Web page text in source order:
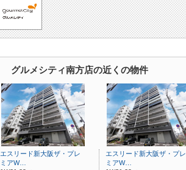
グルメシティ南方店の近くの物件
エスリード新大阪ザ・プレ
ミアW…
エスリード新大阪ザ・プレ
ミアW…